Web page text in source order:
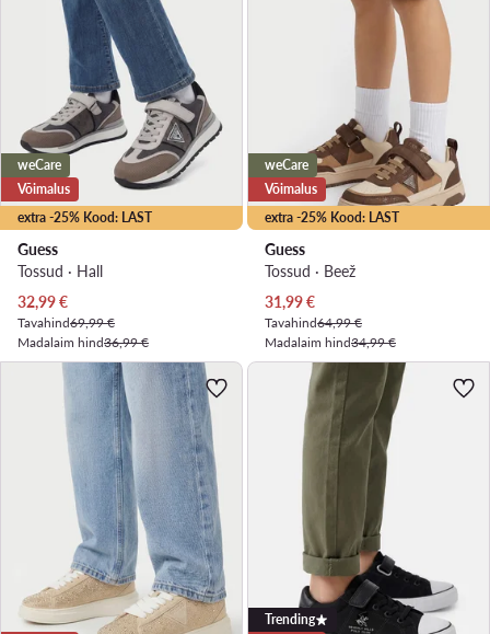
extra -25% Kood: LAST
weCare
Võimalus
Guess
Tossud · Hall
Praegune hind
32,99€
Tavahind69,99 €
Madalaim hind36,99 €
extra -25% Kood: LAST
weCare
Võimalus
Guess
Tossud · Beež
Praegune hind
31,99€
Tavahind64,99 €
Madalaim hind34,99 €
Trending